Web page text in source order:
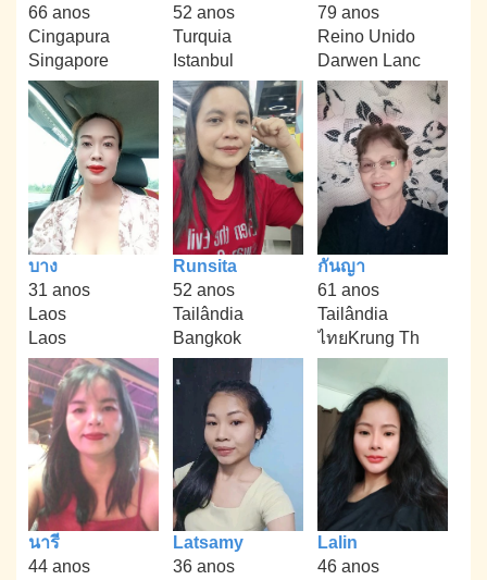
66 anos
Cingapura
Singapore
52 anos
Turquia
Istanbul
79 anos
Reino Unido
Darwen Lanc
บาง
31 anos
Laos
Laos
Runsita
52 anos
Tailândia
Bangkok
กันญา
61 anos
Tailândia
ไทยKrung Th
นารี
44 anos
Latsamy
36 anos
Lalin
46 anos